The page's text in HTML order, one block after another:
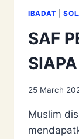
IBADAT |
SAF
25 March
Muslim